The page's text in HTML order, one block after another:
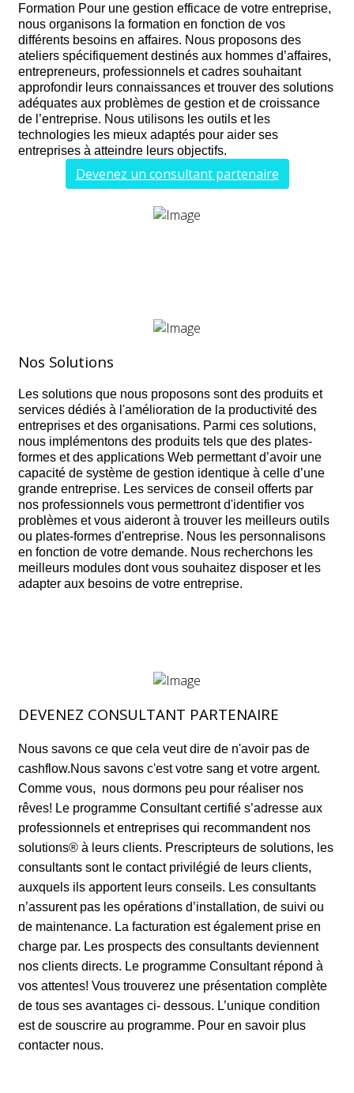
Formation Pour une gestion efficace de votre entreprise,
nous organisons la formation en fonction de vos
différents besoins en affaires. Nous proposons des
ateliers spécifiquement destinés aux hommes d’affaires,
entrepreneurs, professionnels et cadres souhaitant
approfondir leurs connaissances et trouver des solutions
adéquates aux problèmes de gestion et de croissance
de l’entreprise. Nous utilisons les outils et les
technologies les mieux adaptés pour aider ses
entreprises à atteindre leurs objectifs.
Devenez un consultant partenaire
Nos Solutions
Les solutions que nous proposons sont des produits et
services dédiés à l'amélioration de la productivité des
entreprises et des organisations. Parmi ces solutions,
nous implémentons des produits tels que des plates-
formes et des applications Web permettant d’avoir une
capacité de système de gestion identique à celle d’une
grande entreprise. Les services de conseil offerts par
nos professionnels vous permettront d'identifier vos
problèmes et vous aideront à trouver les meilleurs outils
ou plates-formes d'entreprise. Nous les personnalisons
en fonction de votre demande. Nous recherchons les
meilleurs modules dont vous souhaitez disposer et les
adapter aux besoins de votre entreprise.
DEVENEZ CONSULTANT PARTENAIRE
Nous savons ce que cela veut dire de n'avoir pas de
cashflow.Nous savons c'est votre sang et votre argent.
Comme vous, nous dormons peu pour réaliser nos
rêves! Le programme Consultant certifié s’adresse aux
professionnels et entreprises qui recommandent nos
solutions® à leurs clients. Prescripteurs de solutions, les
consultants sont le contact privilégié de leurs clients,
auxquels ils apportent leurs conseils. Les consultants
n’assurent pas les opérations d’installation, de suivi ou
de maintenance. La facturation est également prise en
charge par. Les prospects des consultants deviennent
nos clients directs. Le programme Consultant répond à
vos attentes! Vous trouverez une présentation complète
de tous ses avantages ci- dessous. L’unique condition
est de souscrire au programme. Pour en savoir plus
contacter nous.